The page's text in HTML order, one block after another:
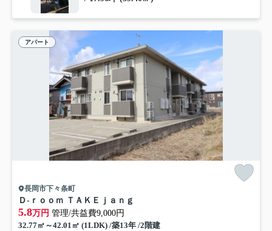
アパート
長岡市下々条町
Ｄ-ｒｏｏｍ ＴＡＫＥｊａｎｇ
5.8万円 管理/共益費9,000円
32.77㎡～42.01㎡ (1LDK) /築13年 /2階建